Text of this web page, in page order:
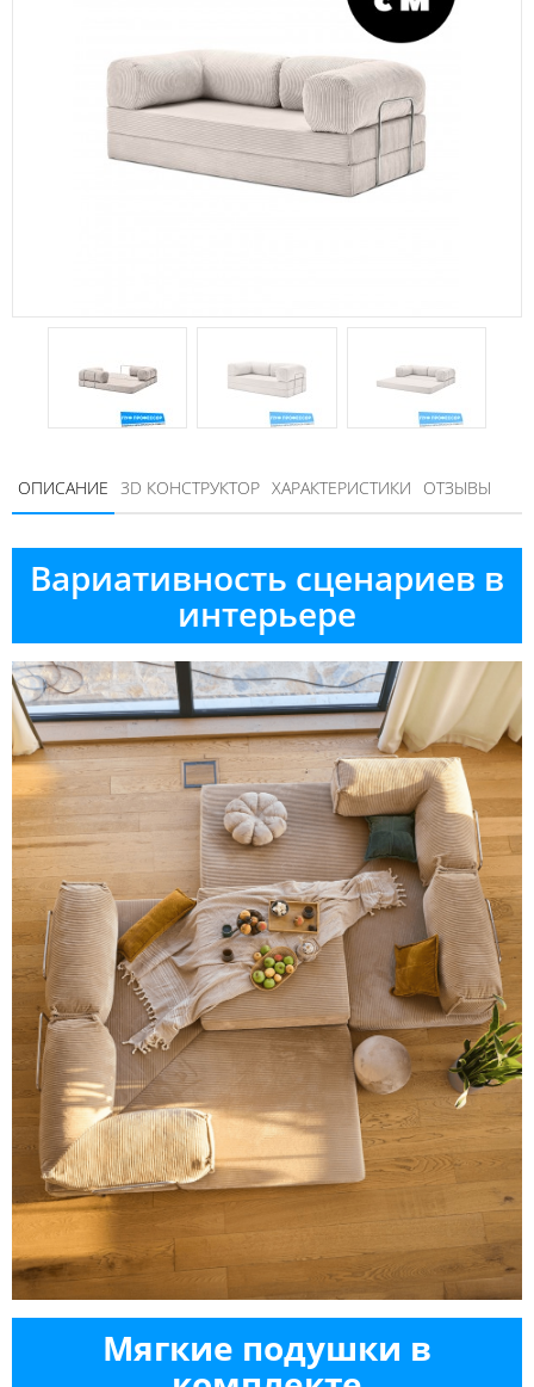
ОПИСАНИЕ 3D КОНСТРУКТОР ХАРАКТЕРИСТИКИ ОТЗЫВЫ
Вариативность сценариев в
интерьере
Мягкие подушки в